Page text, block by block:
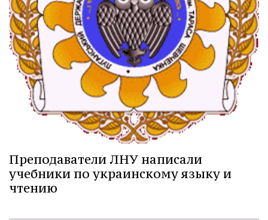
Преподаватели ЛНУ написали
учебники по украинскому языку и
чтению